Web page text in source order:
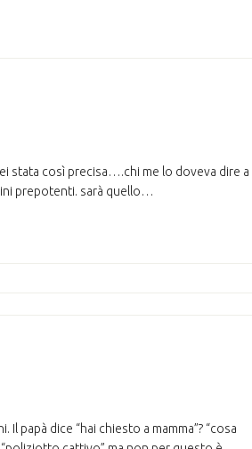
stata così precisa….chi me lo doveva dire a
prepotenti. sarà quello…
Il papà dice “hai chiesto a mamma”? “cosa